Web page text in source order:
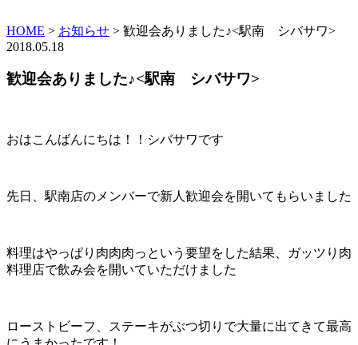
HOME > お知らせ > 歓迎会ありました♪<駅南 シバサワ>
2018.05.18
歓迎会ありました♪<駅南 シバサワ>
おはこんばんにちは！！シバサワです
先日、駅南店のメンバーで新人歓迎会を開いてもらいました
料理はやっぱり肉肉肉っという要望をした結果、ガッツり肉
料理店で飲み会を開いていただけました
ローストビーフ、ステーキがぶつ切りで大量に出てきて最高